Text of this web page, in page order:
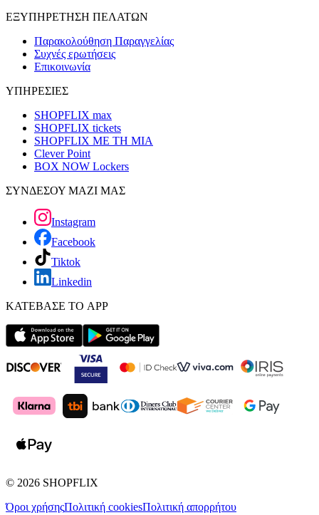
ΕΞΥΠΗΡΕΤΗΣΗ ΠΕΛΑΤΩΝ
Παρακολούθηση Παραγγελίας
Συχνές ερωτήσεις
Επικοινωνία
ΥΠΗΡΕΣΙΕΣ
SHOPFLIX max
SHOPFLIX tickets
SHOPFLIX ΜΕ ΤΗ ΜΙΑ
Clever Point
BOX NOW Lockers
ΣΥΝΔΕΣΟΥ ΜΑΖΙ ΜΑΣ
Instagram
Facebook
Tiktok
Linkedin
ΚΑΤΕΒΑΣΕ ΤΟ APP
© 2026 SHOPFLIX
Όροι χρήσηςΠολιτική cookiesΠολιτική απορρήτου